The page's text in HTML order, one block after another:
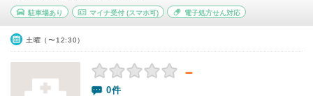
駐車場あり マイナ受付(スマホ可) 電子処方せん対応
土曜（〜12:30）
－
0件